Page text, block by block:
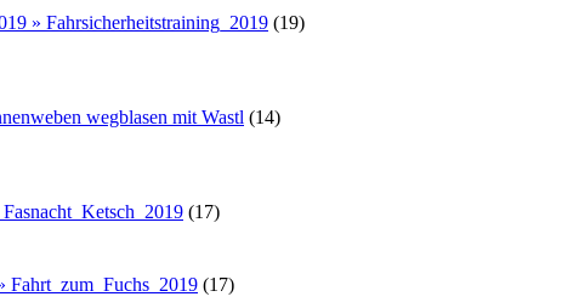
» Fahrsicherheitstraining_2019 (19)
wegblasen mit Wastl (14)
(17)
Fahrt_zum_Fuchs_2019 (17)